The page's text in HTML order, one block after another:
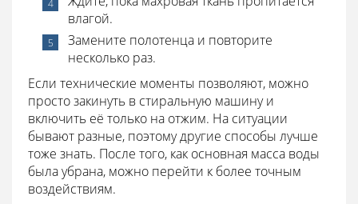
влагой.
Замените полотенца и повторите
несколько раз.
Если технические моменты позволяют, можно
просто закинуть в стиральную машину и
включить её только на отжим. На ситуации
бывают разные, поэтому другие способы лучше
тоже знать. После того, как основная масса воды
была убрана, можно перейти к более точным
воздействиям.